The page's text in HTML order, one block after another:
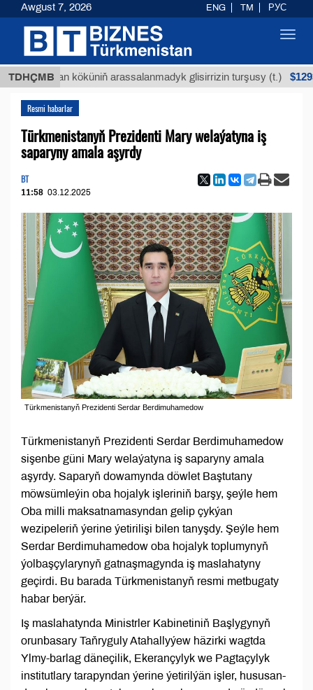
TDHÇMB
Buýan köküniň arassalanmadyk glisirrizin turşusy (t.) $12935,18
Resmi habarlar
Türkmenistanyň Prezidenti Mary welaýatyna iş
saparyny amala aşyrdy
BT
11:58 03.12.2025
Türkmenistanyň Prezidenti Serdar Berdimuhamedow
Türkmenistanyň Prezidenti Serdar Berdimuhamedow
sişenbe güni Mary welaýatyna iş saparyny amala
aşyrdy. Saparyň dowamynda döwlet Baştutany
möwsümleýin oba hojalyk işleriniň barşy, şeýle hem
Oba milli maksatnamasyndan gelip çykýan
wezipeleriň ýerine ýetirilişi bilen tanyşdy. Şeýle hem
Serdar Berdimuhamedow oba hojalyk toplumynyň
ýolbaşçylarynyň gatnaşmagynda iş maslahatyny
geçirdi. Bu barada Türkmenistanyň resmi metbugaty
habar berýär.
Iş maslahatynda Ministrler Kabinetiniň Başlygynyň
orunbasary Taňryguly Atahallyýew häzirki wagtda
Ylmy-barlag däneçilik, Ekerançylyk we Pagtaçylyk
institutlary tarapyndan ýerine ýetirilýän işler, hususan-
Awgust 7, 2026 ENG TM РУС